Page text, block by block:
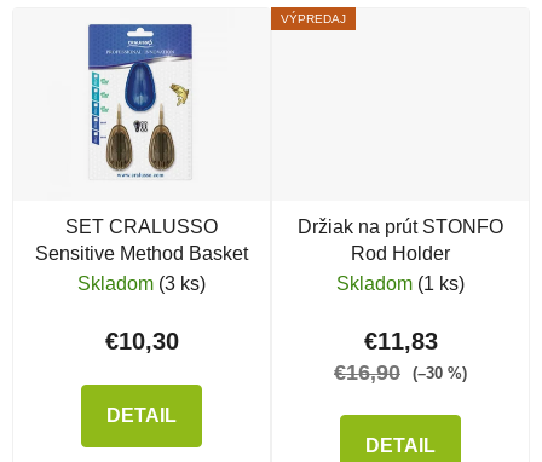
SET CRALUSSO
Sensitive Method Basket
Skladom (3 ks)
€10,30
DETAIL
VÝPREDAJ
Držiak na prút STONFO
Rod Holder
Skladom (1 ks)
€11,83
€16,90 (–30 %)
DETAIL